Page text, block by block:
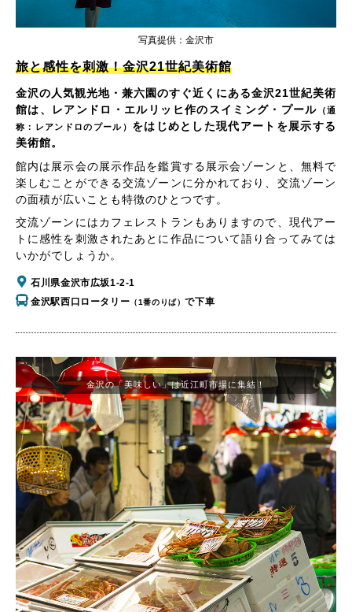
旅と感性を刺激！金沢21世紀美術館
金沢の人気観光地・兼六園のすぐ近くにある金沢21世紀美術
館は、レアンドロ・エルリッヒ作のスイミング・プール （通
称：レアンドロのプール） をはじめとした現代アートを展示する
美術館。
館内は展示会の展示作品を鑑賞する展示会ゾーンと、無料で
楽しむことができる交流ゾーンに分かれており、交流ゾーン
の面積が広いことも特徴のひとつです。
交流ゾーンにはカフェレストランもありますので、現代アー
トに感性を刺激されたあとに作品について語り合ってみては
いかがでしょうか。
石川県金沢市広坂1-2-1
金沢駅西口ロータリー （1番のりば）で下車
写真提供：金沢市
金沢の「美味しい」は近江町市場に集結！